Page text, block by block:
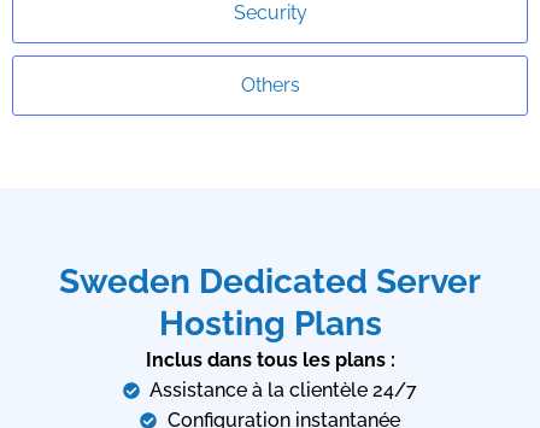
Security
Others
Sweden Dedicated Server
Hosting Plans
Inclus dans tous les plans :
Assistance à la clientèle 24/7
Configuration instantanée